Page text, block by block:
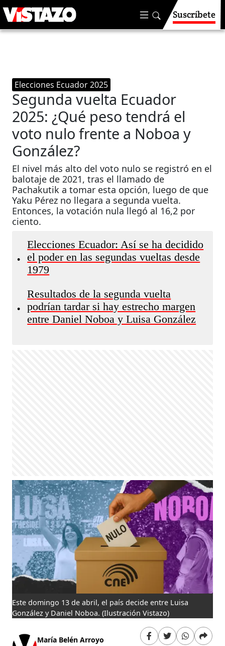
Suscríbete
Elecciones Ecuador 2025
Segunda vuelta Ecuador
2025: ¿Qué peso tendrá el
voto nulo frente a Noboa y
González?
El nivel más alto del voto nulo se registró en el
balotaje de 2021, tras el llamado de
Pachakutik a tomar esta opción, luego de que
Yaku Pérez no llegara a segunda vuelta.
Entonces, la votación nula llegó al 16,2 por
ciento.
•
Elecciones Ecuador: Así se ha decidido
el poder en las segundas vueltas desde
1979
•
Resultados de la segunda vuelta
podrían tardar si hay estrecho margen
entre Daniel Noboa y Luisa González
Este domingo 13 de abril, el país decide entre Luisa
González y Daniel Noboa. (Ilustración Vistazo)
María Belén Arroyo